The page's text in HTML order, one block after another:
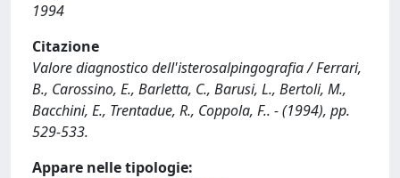
1994
Citazione
Valore diagnostico dell'isterosalpingografia / Ferrari,
B., Carossino, E., Barletta, C., Barusi, L., Bertoli, M.,
Bacchini, E., Trentadue, R., Coppola, F.. - (1994), pp.
529-533.
Appare nelle tipologie: